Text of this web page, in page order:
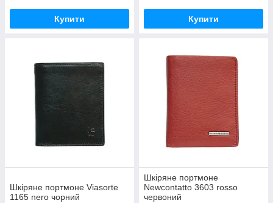
Купити Купити
Шкіряне портмоне Viasorte
1165 nero чорний
Шкіряне портмоне
Newcontatto 3603 rosso
червоний